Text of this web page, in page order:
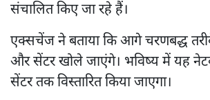
संचालित किए जा रहे हैं।
एक्सचेंज ने बताया कि आगे चरणबद्ध
और सेंटर खोले जाएंगे। भविष्य में यह
सेंटर तक विस्तारित किया जाएगा।